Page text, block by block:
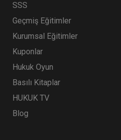
SSS
Geçmiş Eğitimler
Kurumsal Eğitimler
Kuponlar
Hukuk Oyun
Basılı Kitaplar
HUKUK TV
Blog